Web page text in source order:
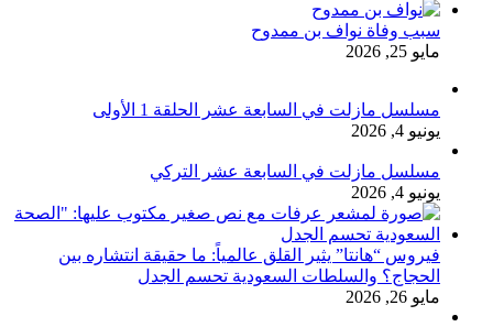
سبب وفاة نواف بن ممدوح
مايو 25, 2026
مسلسل مازلت في السابعة عشر الحلقة 1 الأولى
يونيو 4, 2026
مسلسل مازلت في السابعة عشر التركي
يونيو 4, 2026
فيروس “هانتا” يثير القلق عالمياً: ما حقيقة انتشاره بين
الحجاج؟ والسلطات السعودية تحسم الجدل
مايو 26, 2026